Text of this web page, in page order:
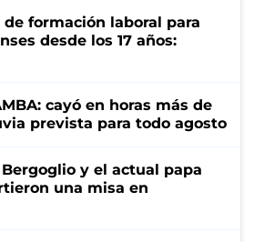
formación laboral para
desde los 17 años:
cayó en horas más de
prevista para todo agosto
y el actual papa
una misa en